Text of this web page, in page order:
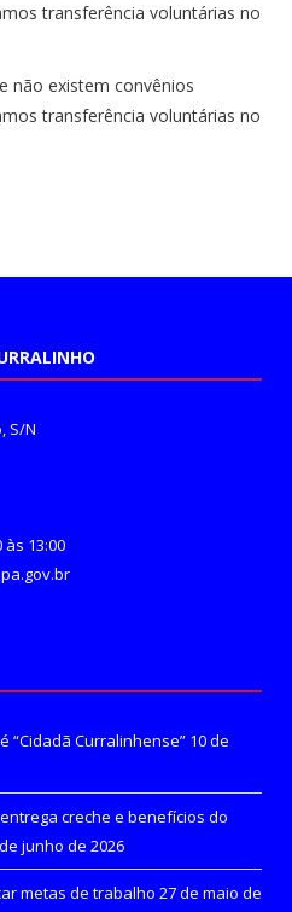
transferência voluntárias no
não existem convênios
transferência voluntárias no
S/N
13:00
“Cidadã Curralinhense” 10 de
creche e benefícios do
junho de 2026
metas de trabalho 27 de maio de